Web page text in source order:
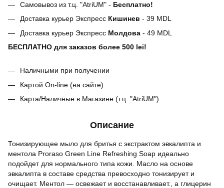
Самовывоз из т.ц. "AtriUM" - Бесплатно!
Доставка курьер Экспресс Кишинев - 39 MDL
Доставка курьер Экспресс Молдова - 49 MDL
БЕСПЛАТНО для заказов более 500 lei!
Наличными при получении
Картой On-line (на сайте)
Карта/Наличные в Магазине (т.ц. "AtriUM")
Описание
Тонизирующее мыло для бритья с экстрактом эвкалипта и
ментола Proraso Green Line Refreshing Soap идеально
подойдет для нормального типа кожи. Масло на основе
эвкалипта в составе средства превосходно тонизирует и
очищает. Ментол — освежает и восстанавливает., а глицерин